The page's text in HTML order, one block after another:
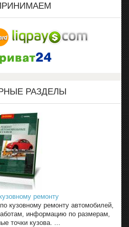
РАЗДЕЛЫ
ремонту
кузовному ремонту автомобилей,
информацию по размерам,
точки кузова. ...